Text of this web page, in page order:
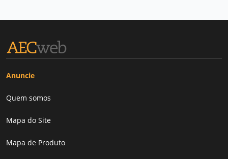
Anuncie
Quem somos
Mapa do Site
Mapa de Produto